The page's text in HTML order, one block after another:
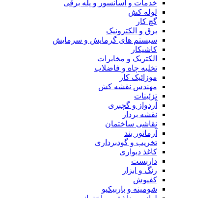
خدمات و آسانسور و پله برقی
لوله کش
گچ کار
برق و الکترونیک
سیستم های گرمایش و سرمایش
کاشیکار
الکتریک و مخابرات
تخلیه چاه و فاضلاب
موزائیک کار
مهندس نقشه کش
تزئینات
آردواز و گچبری
نقشه بردار
نقاشی ساختمان
آرماتور بند
تخریب و گودبرداری
کاغذ دیواری
داربست
رنگ و ابزار
کفپوش
شومینه و باربیکیو